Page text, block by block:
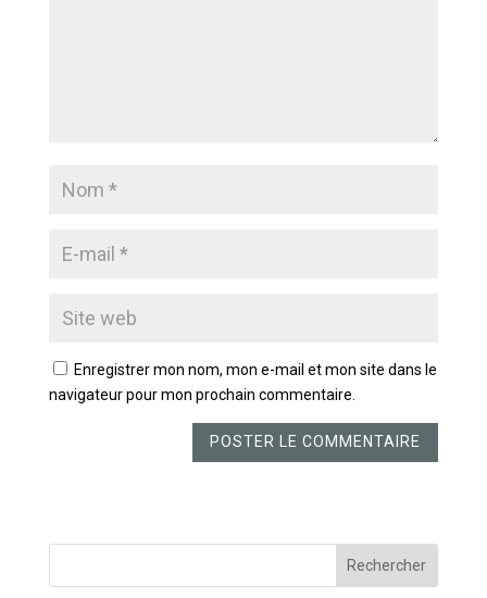
Enregistrer mon nom, mon e-mail et mon site dans le
navigateur pour mon prochain commentaire.